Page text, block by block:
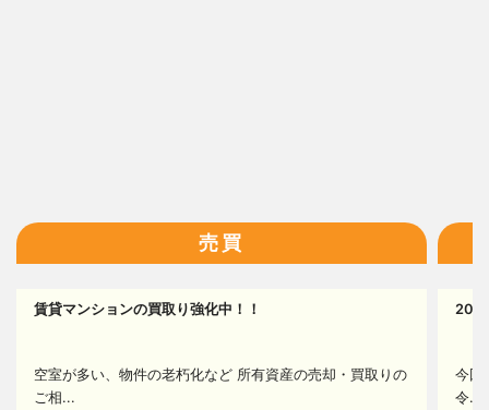
17
売買
賃貸マンションの買取り強化中！！
空室が多い、物件の老朽化など 所有資産の売却・買取りの
ご相...
今回
令...